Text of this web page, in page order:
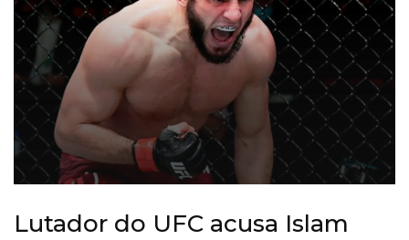
Lutador do UFC acusa Islam